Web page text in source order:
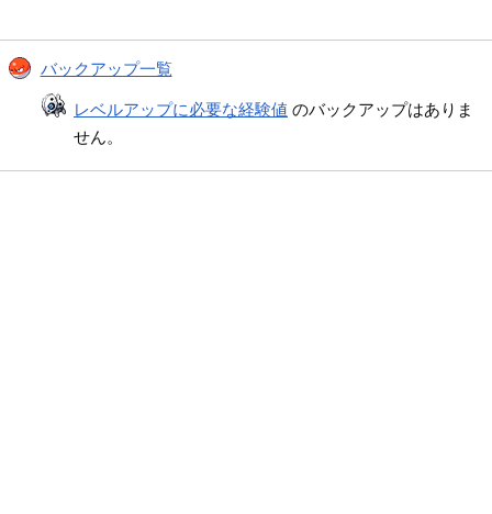
バックアップ一覧
レベルアップに必要な経験値 のバックアップはありま
せん。